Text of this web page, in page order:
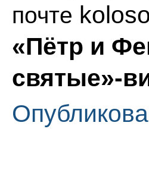
почте
«Пётр и
святые»-